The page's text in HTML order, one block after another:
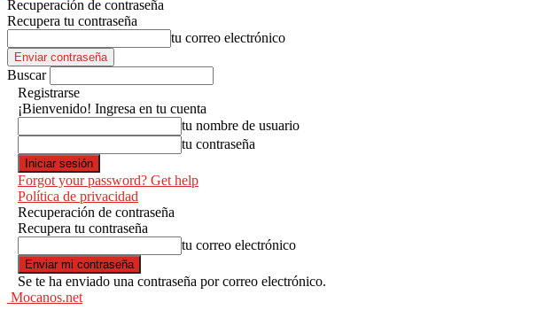
Recuperación de contraseña
Recupera tu contraseña
tu correo electrónico
Buscar
Registrarse
¡Bienvenido! Ingresa en tu cuenta
tu nombre de usuario
tu contraseña
Forgot your password? Get help
Política de privacidad
Recuperación de contraseña
Recupera tu contraseña
tu correo electrónico
Se te ha enviado una contraseña por correo electrónico.
Mocanos.net